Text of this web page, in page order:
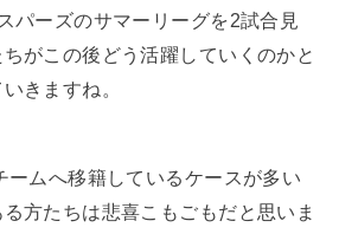
パーズのサマーリーグを2試合見
がこの後どう活躍していくのかと
きますね。
ームへ移籍しているケースが多い
方たちは悲喜こもごもだと思いま